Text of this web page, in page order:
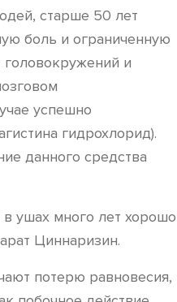
старше 50 лет
боль и ограниченную
головокружений и
успешно
гидрохлорид).
данного средства
ушах много лет хорошо
Циннаризин.
потерю равновесия,